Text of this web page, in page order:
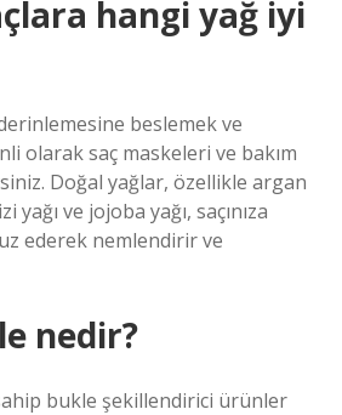
hangi yağ iyi
derinlemesine beslemek ve
olarak saç maskeleri ve bakım
Doğal yağlar, özellikle argan
yağı ve jojoba yağı, saçınıza
ederek nemlendirir ve
nedir?
bukle şekillendirici ürünler